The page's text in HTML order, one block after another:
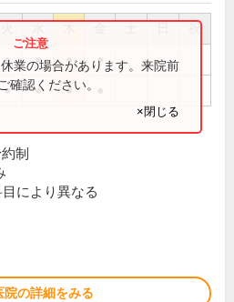
祝
● ● ● ●
● ● ●
業の場合があります。来院前
確認ください。
×閉じる
制
により異なる
院の詳細をみる